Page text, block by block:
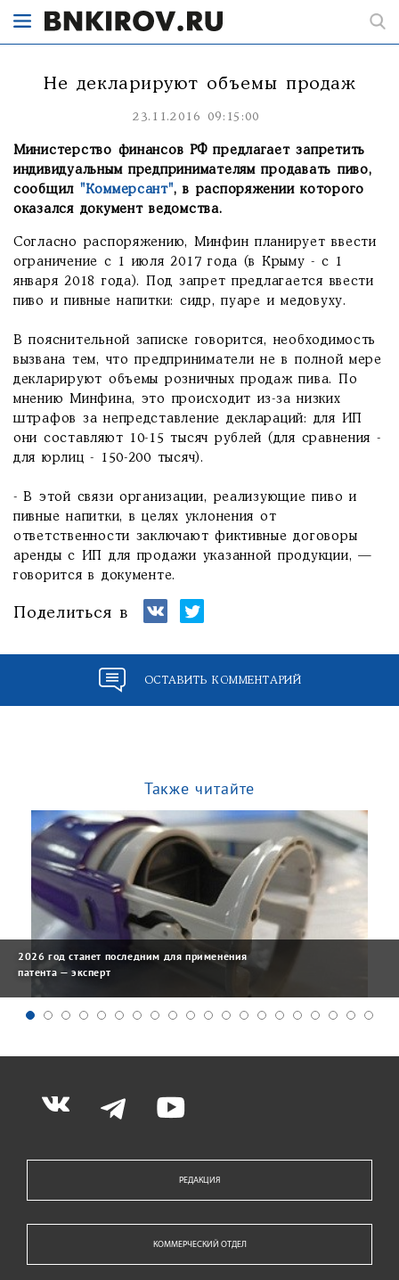
Не декларируют объемы продаж
23.11.2016 09:15:00
Министерство финансов РФ предлагает запретить
индивидуальным предпринимателям продавать пиво,
сообщил "Коммерсант", в распоряжении которого
оказался документ ведомства.
Согласно распоряжению, Минфин планирует ввести
ограничение с 1 июля 2017 года (в Крыму - с 1
января 2018 года). Под запрет предлагается ввести
пиво и пивные напитки: сидр, пуаре и медовуху.
В пояснительной записке говорится, необходимость
вызвана тем, что предприниматели не в полной мере
декларируют объемы розничных продаж пива. По
мнению Минфина, это происходит из-за низких
штрафов за непредставление деклараций: для ИП
они составляют 10-15 тысяч рублей (для сравнения -
для юрлиц - 150-200 тысяч).
- В этой связи организации, реализующие пиво и
пивные напитки, в целях уклонения от
ответственности заключают фиктивные договоры
аренды с ИП для продажи указанной продукции, —
говорится в документе.
Поделиться в
ОСТАВИТЬ КОММЕНТАРИЙ
Также читайте
2026 год станет последним для применения
патента — эксперт
РЕДАКЦИЯ
КОММЕРЧЕСКИЙ ОТДЕЛ